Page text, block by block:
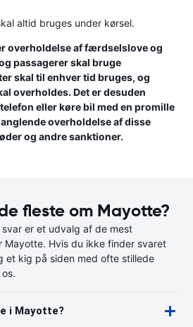
altid bruges under kørsel.
overholdelse af færdselslove og
passagerer skal bruge
skal til enhver tid bruges, og
overholdes. Det er desuden
eller køre bil med en promille
overholdelse af disse
og andre sanktioner.
fleste om Mayotte?
er et udvalg af de mest
Hvis du ikke finder svaret
et kig på siden med ofte stillede
i Mayotte?